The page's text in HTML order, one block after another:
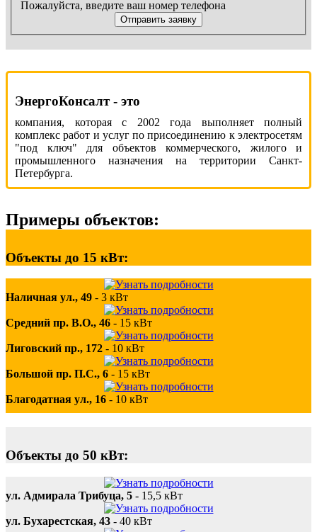
Пожалуйста, введите ваш номер телефона
Отправить заявку
ЭнергоКонсалт - это
компания, которая с 2002 года выполняет полный
комплекс работ и услуг по присоединению к электросетям
"под ключ" для объектов коммерческого, жилого и
промышленного назначения на территории Санкт-
Петербурга.
Примеры объектов:
Объекты до 15 кВт:
Наличная ул., 49 - 3 кВт
Средний пр. В.О., 46 - 15 кВт
Лиговский пр., 172 - 10 кВт
Большой пр. П.С., 6 - 15 кВт
Благодатная ул., 16 - 10 кВт
Объекты до 50 кВт:
ул. Адмирала Трибуца, 5 - 15,5 кВт
ул. Бухарестская, 43 - 40 кВт